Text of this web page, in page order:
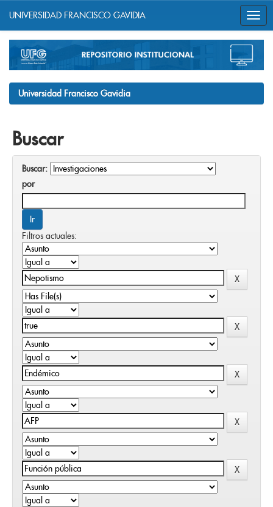
navigation
UNIVERSIDAD FRANCISCO GAVIDIA
Universidad Francisco Gavidia
Buscar
Buscar:
por
Filtros actuales: